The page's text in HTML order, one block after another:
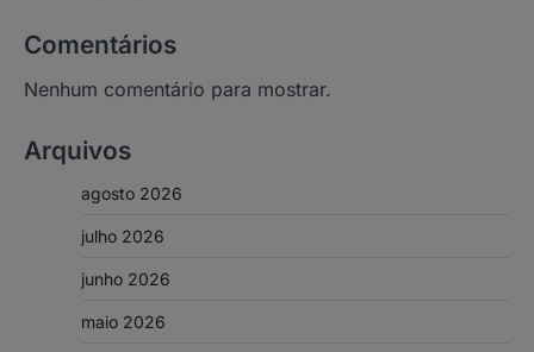
Comentários
Nenhum comentário para mostrar.
Arquivos
agosto 2026
julho 2026
junho 2026
maio 2026